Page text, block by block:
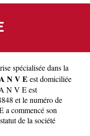
spécialisée dans la
N V E est domiciliée
N V E est
et le numéro de
commencé son
de la société